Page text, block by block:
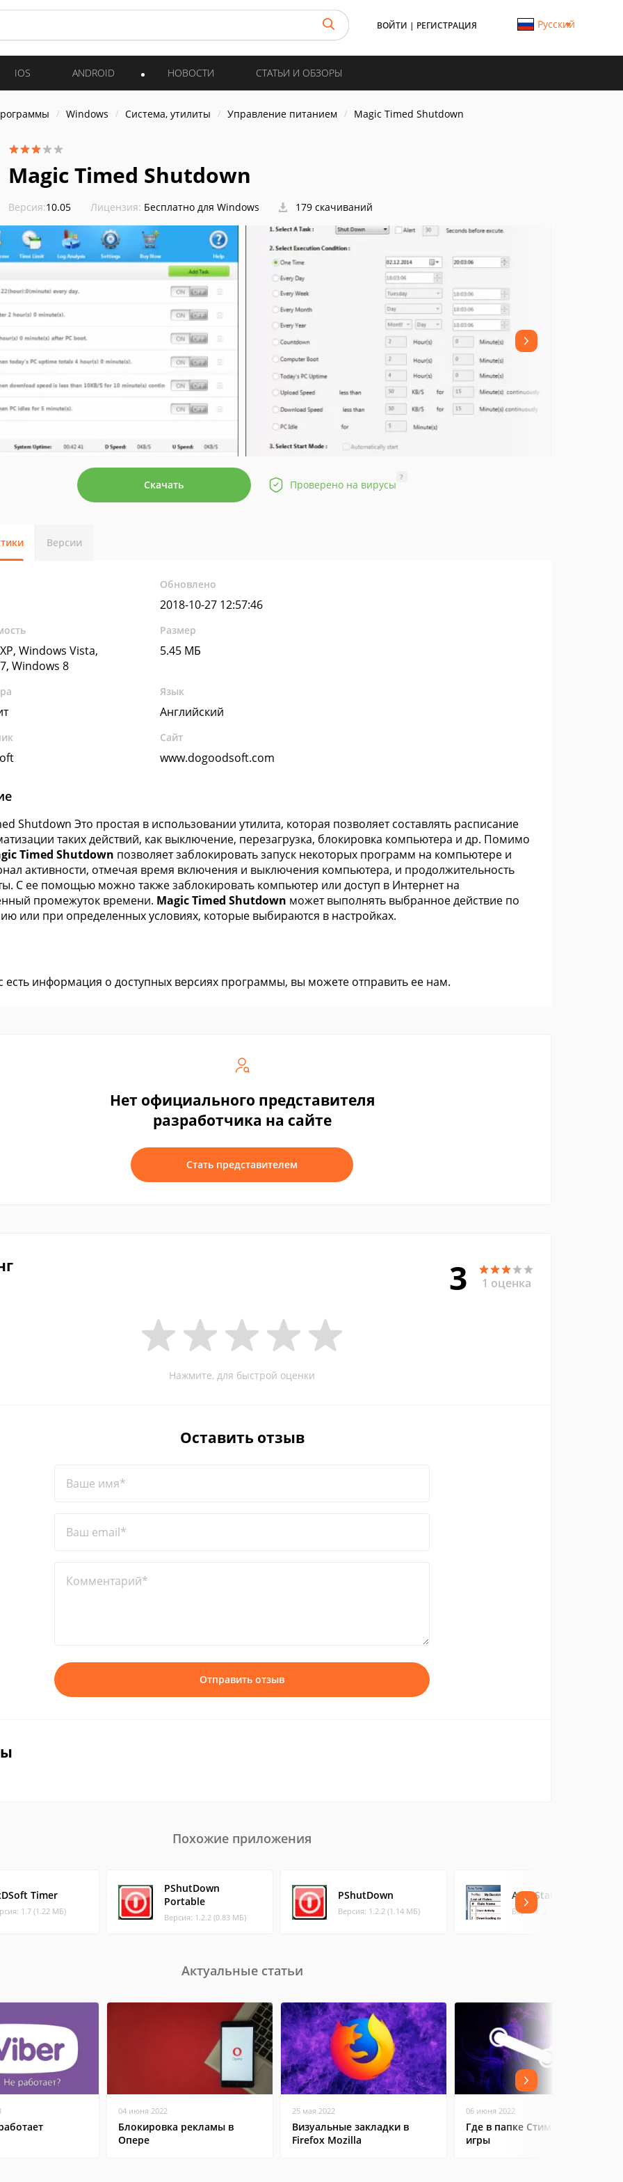
ВОЙТИ | РЕГИСТРАЦИЯ Русский
IOS ANDROID НОВОСТИ СТАТЬИ И ОБЗОРЫ
Windows Система, утилиты Управление питанием Magic Timed Shutdown
Magic Timed Shutdown
Версия:10.05 Лицензия: Бесплатно для Windows 179 скачиваний
Скачать Проверено на вирусы
?
Версии
Обновлено
2018-10-27 12:57:46
Windows Vista,
Windows 8
Размер
5.45 МБ
Язык
Английский
Сайт
www.dogoodsoft.com
Shutdown Это простая в использовании утилита, которая позволяет составлять расписание
таких действий, как выключение, перезагрузка, блокировка компьютера и др. Помимо
Timed Shutdown позволяет заблокировать запуск некоторых программ на компьютере и
активности, отмечая время включения и выключения компьютера, и продолжительность
С ее помощью можно также заблокировать компьютер или доступ в Интернет на
промежуток времени. Magic Timed Shutdown может выполнять выбранное действие по
или при определенных условиях, которые выбираются в настройках.
есть информация о доступных версиях программы, вы можете отправить ее нам.
Нет официального представителя
разработчика на сайте
Стать представителем
3 1 оценка
Нажмите, для быстрой оценки
Оставить отзыв
Ваше имя*
Ваш email*
Комментарий*
Отправить отзыв
Похожие приложения
Timer
1.7 (1.22 МБ)
PShutDown
Portable
Версия: 1.2.2 (0.83 МБ)
PShutDown
Версия: 1.2.2 (1.14 МБ)
AutoStandByPro
Версия: 2.16 (3.48 МБ)
Актуальные статьи
04 июня 2022
Блокировка рекламы в
Опере
25 мая 2022
Визуальные закладки в
Firefox Mozilla
06 июня 2022
Где в папке Стим находятся
игры